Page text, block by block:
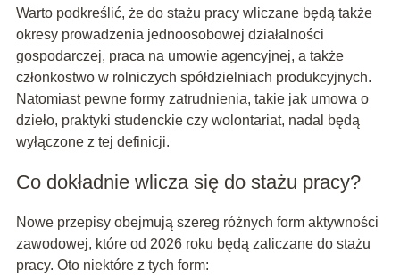
Warto podkreślić, że do stażu pracy wliczane będą także
okresy prowadzenia jednoosobowej działalności
gospodarczej, praca na umowie agencyjnej, a także
członkostwo w rolniczych spółdzielniach produkcyjnych.
Natomiast pewne formy zatrudnienia, takie jak umowa o
dzieło, praktyki studenckie czy wolontariat, nadal będą
wyłączone z tej definicji.
Co dokładnie wlicza się do stażu pracy?
Nowe przepisy obejmują szereg różnych form aktywności
zawodowej, które od 2026 roku będą zaliczane do stażu
pracy. Oto niektóre z tych form: